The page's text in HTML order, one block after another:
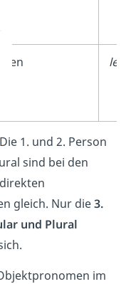
ihnen leur
Die 1. und 2. Person
sind bei den
gleich. Nur die3.
und Plural
im